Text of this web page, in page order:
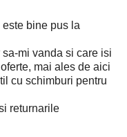
bine pus la
mi vanda si care isi
mai ales de aici
cu schimburi pentru
returnarile